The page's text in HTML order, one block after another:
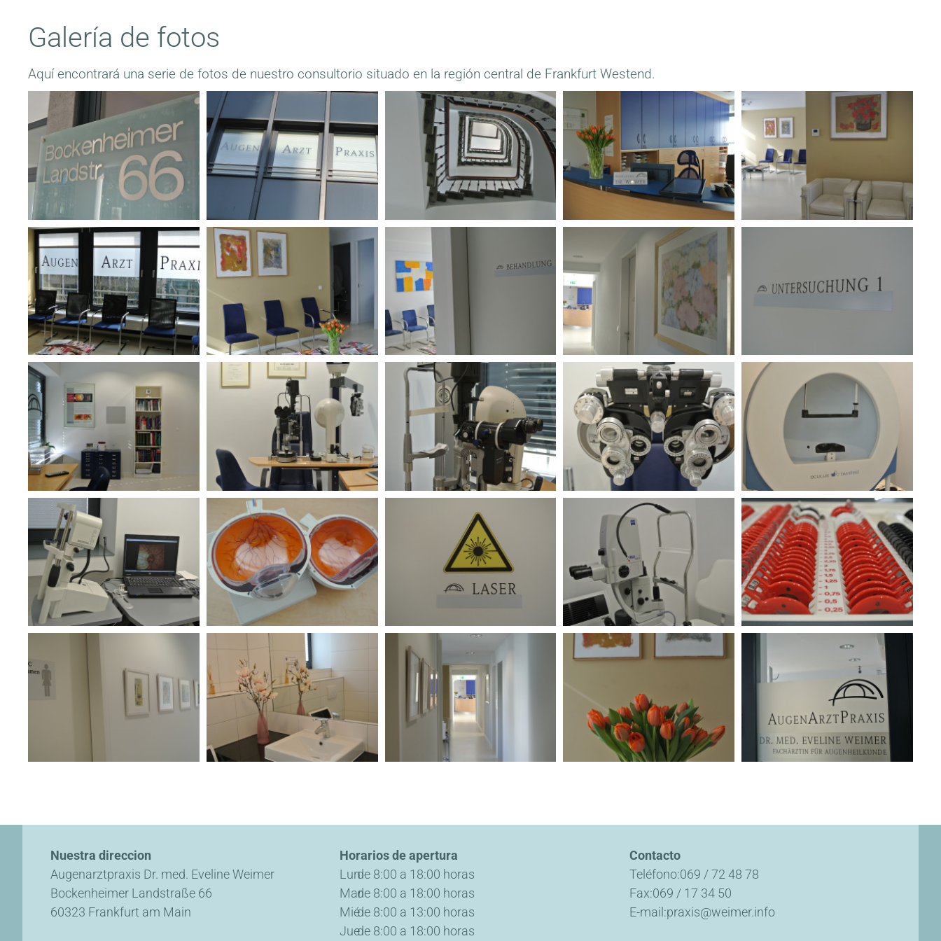
Galería de fotos
Aquí encontrará una serie de fotos de nuestro consultorio situado en la región central de Frankfurt Westend.
Nuestra direccion
Augenarztpraxis Dr. med. Eveline Weimer
Bockenheimer Landstraße 66
60323 Frankfurt am Main
Horarios de apertura
Lunde 8:00 a 18:00 horas
Marde 8:00 a 18:00 horas
Miéde 8:00 a 13:00 horas
Juede 8:00 a 18:00 horas
Contacto
Teléfono 069 / 72 48 78
Fax 069 / 17 34 50
E-mail praxis@weimer.info